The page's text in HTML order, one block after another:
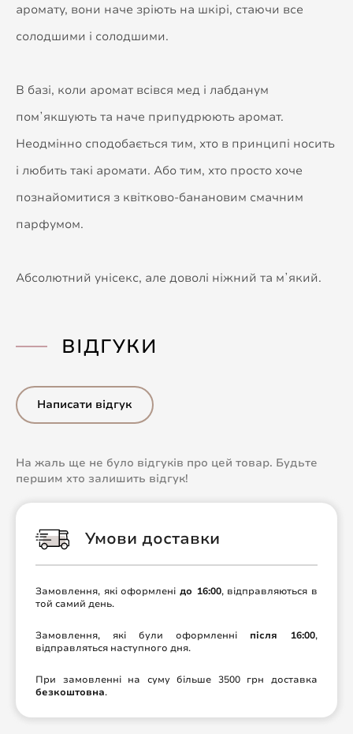
аромату, вони наче зріють на шкірі, стаючи все
солодшими і солодшими.
В базі, коли аромат всівся мед і лабданум
помʼякшують та наче припудрюють аромат.
Неодмінно сподобається тим, хто в принципі носить
і любить такі аромати. Або тим, хто просто хоче
познайомитися з квітково-банановим смачним
парфумом.
Абсолютний унісекс, але доволі ніжний та мʼякий.
ВІДГУКИ
Написати відгук
На жаль ще не було відгуків про цей товар. Будьте
першим хто залишить відгук!
Умови доставки
Замовлення, які оформлені до 16:00, відправляються в
той самий день.
Замовлення, які були оформленні після 16:00,
відправляться наступного дня.
При замовленні на суму більше 3500 грн доставка
безкоштовна.